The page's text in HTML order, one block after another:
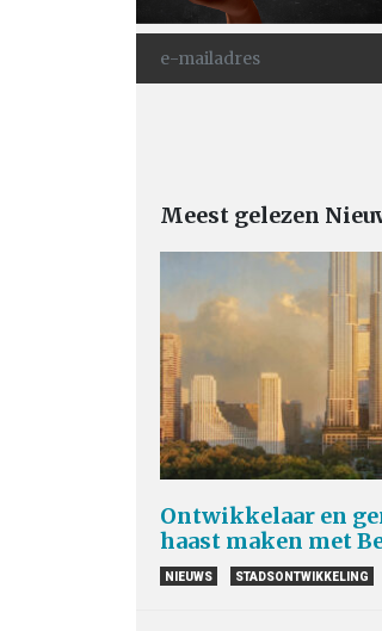
Meest gelezen
Ontwikkelaar en
haast maken met
NIEUWS STADSONTWIKKELING